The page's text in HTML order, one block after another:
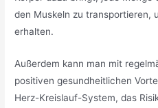
den Muskeln zu transportieren,
erhalten.
Außerdem kann man mit
positiven gesundheitlichen
Herz-Kreislauf-System, das